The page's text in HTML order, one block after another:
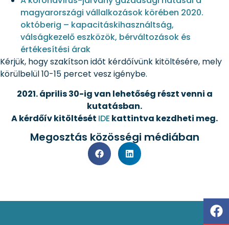
magyarországi vállalkozások körében 2020.
októberig – kapacitáskihasználtság,
válságkezelő eszközök, bérváltozások és
értékesítési árak
Kérjük, hogy szakítson időt kérdőívünk kitöltésére, mely
körülbelül 10-15 percet vesz igénybe.
2021. április 30-ig van lehetőség részt venni a
kutatásban.
A kérdőív kitöltését IDE kattintva kezdheti meg.
Megosztás közösségi médiában